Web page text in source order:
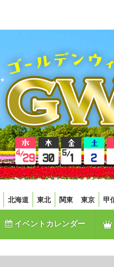
北海道 東北 関東 東京 甲
イベントカレンダー